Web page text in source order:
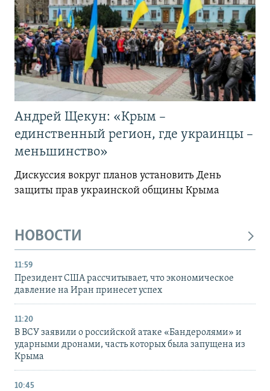
Андрей Щекун: «Крым –
единственный регион, где украинцы –
меньшинство»
Дискуссия вокруг планов установить День
защиты прав украинской общины Крыма
НОВОСТИ
11:59
Президент США рассчитывает, что экономическое
давление на Иран принесет успех
11:20
В ВСУ заявили о российской атаке «Бандеролями» и
ударными дронами, часть которых была запущена из
Крыма
10:45